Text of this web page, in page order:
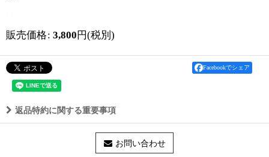
販売価格: 3,800 円(税別)
Facebookでシェア
返品特約に関する重要事項
お問い合わせ